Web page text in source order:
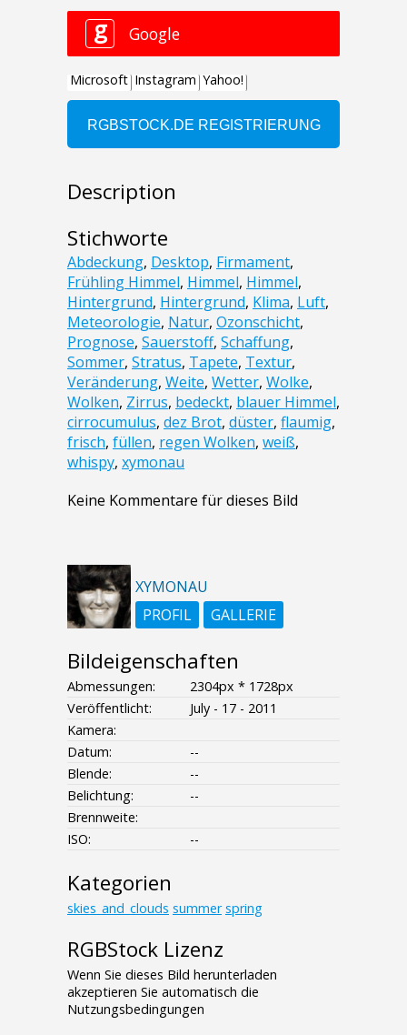
Description
Stichworte
Abdeckung, Desktop, Firmament,
Frühling Himmel, Himmel, Himmel,
Hintergrund, Hintergrund, Klima, Luft,
Meteorologie, Natur, Ozonschicht,
Prognose, Sauerstoff, Schaffung,
Sommer, Stratus, Tapete, Textur,
Veränderung, Weite, Wetter, Wolke,
Wolken, Zirrus, bedeckt, blauer Himmel,
cirrocumulus, dez Brot, düster, flaumig,
frisch, füllen, regen Wolken, weiß,
whispy, xymonau
Keine Kommentare für dieses Bild
XYMONAU
PROFIL
GALLERIE
Bildeigenschaften
Abmessungen:
2304px * 1728px
Veröffentlicht:
July - 17 - 2011
Kamera:
Datum:
--
Blende:
--
Belichtung:
--
Brennweite:
ISO:
--
Kategorien
skies_and_clouds summer spring
RGBStock Lizenz
Wenn Sie dieses Bild herunterladen
akzeptieren Sie automatisch die
Nutzungsbedingungen